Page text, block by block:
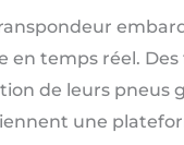
en temps réel.
de leurs pneus
une